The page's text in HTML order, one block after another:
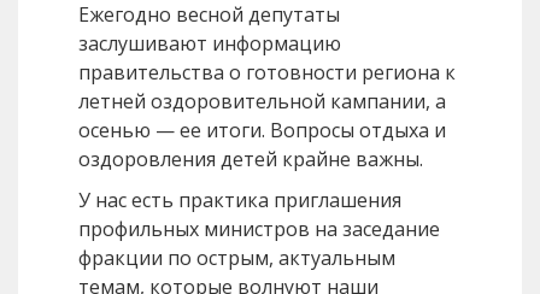
Ежегодно весной депутаты
заслушивают информацию
правительства о готовности региона к
летней оздоровительной кампании, а
осенью — ее итоги. Вопросы отдыха и
оздоровления детей крайне важны.
У нас есть практика приглашения
профильных министров на заседание
фракции по острым, актуальным
темам, которые волнуют наши